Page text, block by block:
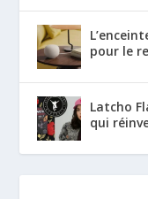
pour le
Latcho
qui